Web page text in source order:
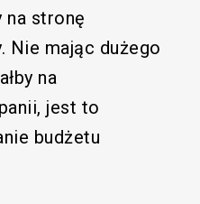
na stronę
Nie mając dużego
na
jest to
budżetu